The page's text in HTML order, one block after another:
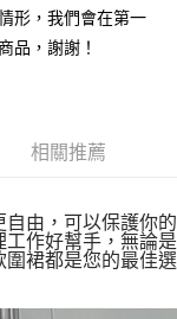
）商業銀行
銀行
式。 讓您購物簡單
「AFTEE先享後付」
形，我們會在第一
品，謝謝！
相關推薦
自由 ， 可以保護你的
工作好幫手 ，無論是
圍裙都是您的最佳選